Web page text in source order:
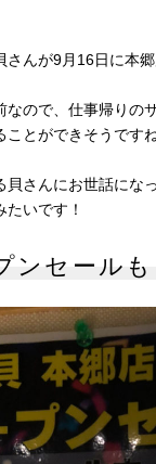
さんが9月16日に本
なので、仕事帰りの
とができそうですね
貝さんにお世話にな
いです！
ンセールも